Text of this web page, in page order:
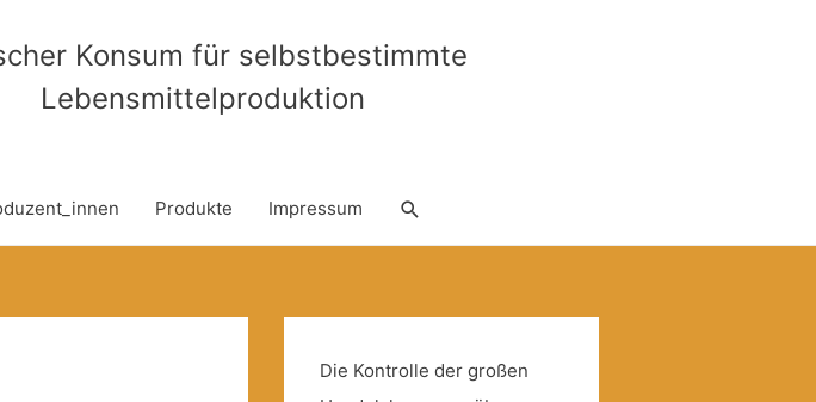
Konsum für selbstbestimmte
Lebensmittelproduktion
Produkte Impressum Suche
Die Kontrolle der großen